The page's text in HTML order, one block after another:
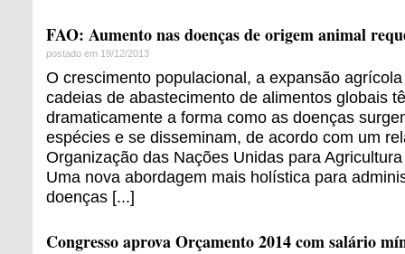
FAO: Aumento nas doenças de origem animal
postado em 19/12/2013
O crescimento populacional, a expansão
cadeias de abastecimento de alimentos globais
dramaticamente a forma como as doenças
espécies e se disseminam, de acordo com um
Organização das Nações Unidas para
Uma nova abordagem mais holística para
doenças [...]
Congresso aprova Orçamento 2014 com salário